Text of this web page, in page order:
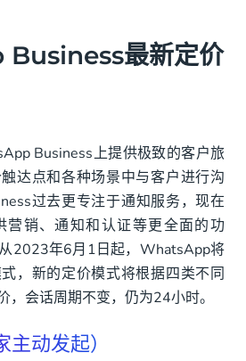
最新定价
Business上提供极致的客户旅
达点和各种场景中与客户进行沟
过去更专注于通知服务，现在
营销、通知和认证等更全面的功
2023年6月1日起，WhatsApp将
，新的定价模式将根据四类不同
，会话周期不变，仍为24小时。
动发起）